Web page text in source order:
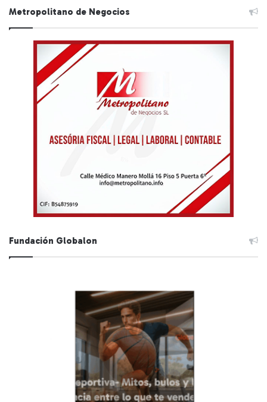
Metropolitano de Negocios
Fundación Globalon